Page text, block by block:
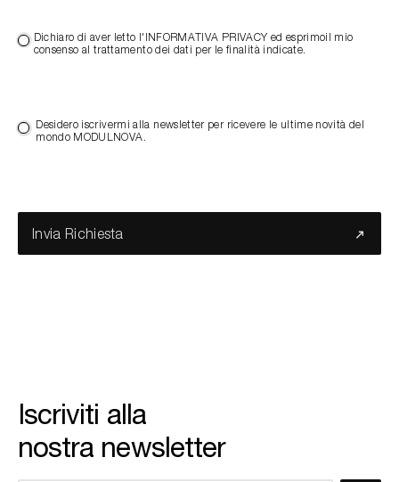
Dichiaro di aver letto l'INFORMATIVA PRIVACY ed esprimoil mio
consenso al trattamento dei dati per le finalità indicate.
Desidero iscrivermi alla newsletter per ricevere le ultime novità del
mondo MODULNOVA.
Invia Richiesta
Iscriviti alla
nostra newsletter